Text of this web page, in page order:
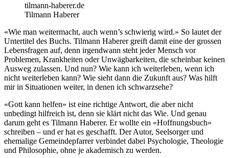
tilmann-haberer.de
Tilmann Haberer
«Wie man weitermacht, auch wenn’s schwierig wird.» So lautet der
Untertitel des Buchs. Tilmann Haberer greift damit eine der grossen
Lebensfragen auf, denn irgendwann steht jeder Mensch vor
Problemen, Krankheiten oder Unwägbarkeiten, die scheinbar keinen
Ausweg zulassen. Und nun? Wie kann ich weiterleben, wenn ich
nicht weiterleben kann? Wie sieht dann die Zukunft aus? Was hilft
mir in Situationen weiter, in denen ich schwarzsehe?
«Gott kann helfen» ist eine richtige Antwort, die aber nicht
unbedingt hilfreich ist, denn sie klärt nicht das Wie. Und genau
darum geht es Tilmann Haberer. Er wollte ein «Hoffnungsbuch»
schreiben – und er hat es geschafft. Der Autor, Seelsorger und
ehemalige Gemeindepfarrer verbindet dabei Psychologie, Theologie
und Philosophie, ohne je akademisch zu werden.